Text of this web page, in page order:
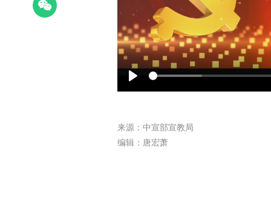
Play
来源：中宣部宣教局
编辑：唐宏萧